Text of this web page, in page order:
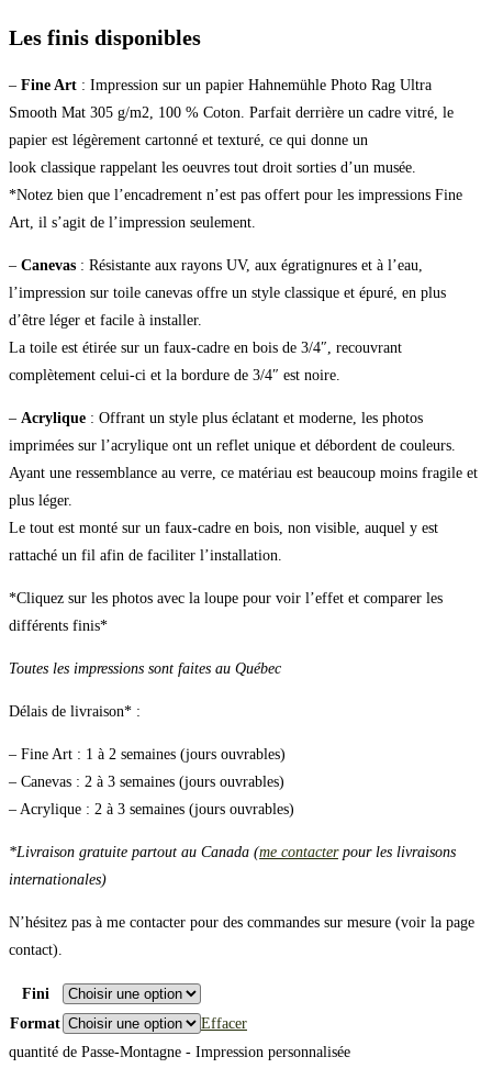
Les finis disponibles
– Fine Art : Impression sur un papier Hahnemühle Photo Rag Ultra
Smooth Mat 305 g/m2, 100 % Coton. Parfait derrière un cadre vitré, le
papier est légèrement cartonné et texturé, ce qui donne un
look classique rappelant les oeuvres tout droit sorties d’un musée.
*Notez bien que l’encadrement n’est pas offert pour les impressions Fine
Art, il s’agit de l’impression seulement.
– Canevas : Résistante aux rayons UV, aux égratignures et à l’eau,
l’impression sur toile canevas offre un style classique et épuré, en plus
d’être léger et facile à installer.
La toile est étirée sur un faux-cadre en bois de 3/4″, recouvrant
complètement celui-ci et la bordure de 3/4″ est noire.
– Acrylique : Offrant un style plus éclatant et moderne, les photos
imprimées sur l’acrylique ont un reflet unique et débordent de couleurs.
Ayant une ressemblance au verre, ce matériau est beaucoup moins fragile et
plus léger.
Le tout est monté sur un faux-cadre en bois, non visible, auquel y est
rattaché un fil afin de faciliter l’installation.
*Cliquez sur les photos avec la loupe pour voir l’effet et comparer les
différents finis*
Toutes les impressions sont faites au Québec
Délais de livraison* :
– Fine Art : 1 à 2 semaines (jours ouvrables)
– Canevas : 2 à 3 semaines (jours ouvrables)
– Acrylique : 2 à 3 semaines (jours ouvrables)
*Livraison gratuite partout au Canada (me contacterpour les livraisons
internationales)
N’hésitez pas à me contacter pour des commandes sur mesure (voir la page
contact).
Fini
Format
Effacer
quantité de Passe-Montagne - Impression personnalisée